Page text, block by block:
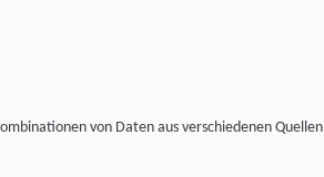
von Daten aus verschiedenen Quellen